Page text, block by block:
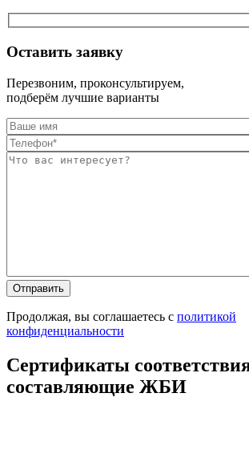
Оставить заявку
Перезвоним, проконсультируем,
подберём лучшие варианты
Продолжая, вы соглашаетесь с политикой
конфиденциальности
Сертификаты
составляющие ЖБИ